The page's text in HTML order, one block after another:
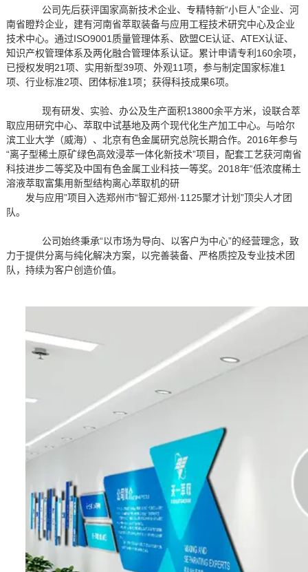
公司先后获评国家高新技术企业、专精特新“小巨人”企业、河
南省瞪羚企业，建有河南省萃取装备与应用工程技术研究中心及企业
技术中心。通过ISO9001质量管理体系、欧盟CE认证、ATEX认证、
知识产权管理体系及两化融合管理体系认证。累计申请专利160余项，
已授权发明21项、实用新型39项、外观11项，参与制定国家标准1
项、行业标准2项、团体标准1项；获得科技成果6项。
现有研发、实验、办公及生产面积13800余平方米，设联合萃
取应用研究中心、萃取中试基地及两个现代化生产加工中心。与哈尔
滨工业大学（威海）、北京有色金属研究总院长期合作。2016年参与
“离子型稀土原矿绿色高效浸萃一体化新技术”项目，配套工艺获河南省
科技进步二等奖及中国有色金属工业科技一等奖。2018年“低浓度稀土
溶液萃取富集用新型结构离心萃取机的研
发与应用”项目入选郑州市“智汇郑州·1125聚才计划”顶尖人才团
队。
公司始终秉承“以市场为导向、以客户为中心”的经营理念，致
力于提供分离与纯化解决方案，以完善装备、严格质控及专业技术团
队，持续为客户创造价值。